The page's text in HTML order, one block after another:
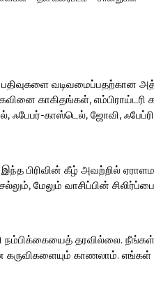
காகிதங்கள், எம்பிராய்டரி
ஃபேபர்-காஸ்டெல், ஜோவி,
பிரிவின் கீழ் அவற்றில்
மேலும் வாசிப்பின்
நம்பிக்கையைத் தரவில்லை.
காணலாம். எங்கள்